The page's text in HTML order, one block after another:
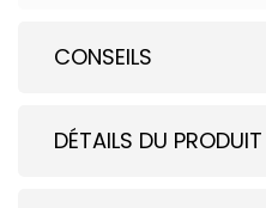
CONSEILS
DÉTAILS DU PRODUIT